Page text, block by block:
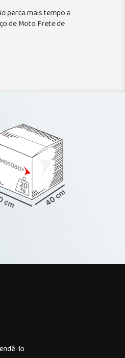
perca mais tempo a
de Moto Frete de
lo